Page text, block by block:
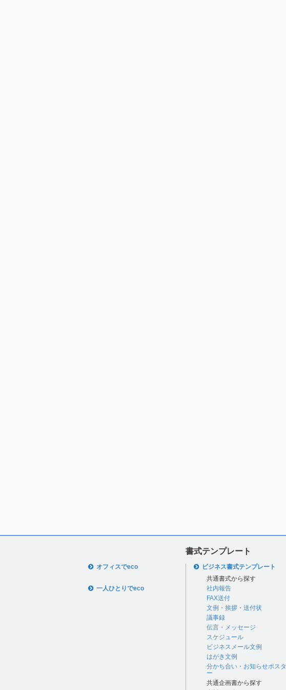
書式テンプレート
オフィスでeco
一人ひとりでeco
ビジネス書式テンプレート
共通書式から探す
社内報告
FAX送付
文例・挨拶・送付状
議事録
伝言・メッセージ
スケジュール
ビジネスメール文例
はがき文例
分かち合い・お知らせポスタ
ー
共通企画書から探す